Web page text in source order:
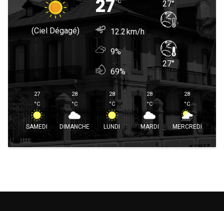
(ciel Dégagé)
27
12.2
9%
69%
27°
27°
27
°C
SAMEDI
28
°C
DIMANCHE
28
°C
LUNDI
28
°C
MARDI
28
°C
MERCREDI